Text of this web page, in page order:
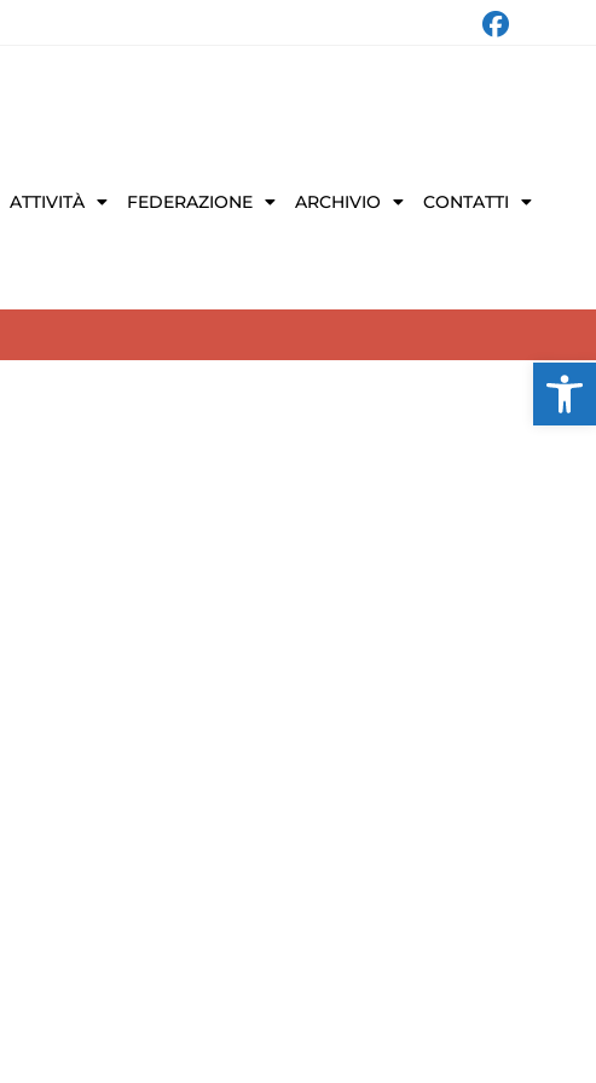
ATTIVITÀ FEDERAZIONE ARCHIVIO CONTATTI